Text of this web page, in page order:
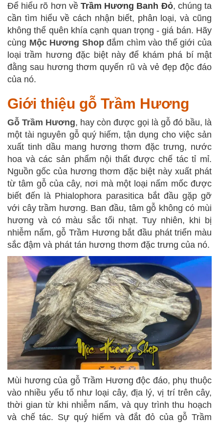
Để hiểu rõ hơn về Trầm Hương Banh Đỏ, chúng ta
cần tìm hiểu về cách nhận biết, phân loại, và cũng
không thể quên khía cạnh quan trọng - giá bán. Hãy
cùng Mộc Hương Shopđắm chìm vào thế giới của
loại trầm hương đặc biệt này để khám phá bí mật
đằng sau hương thơm quyến rũ và vẻ đẹp độc đáo
của nó.
Giới thiệu gỗ Trầm Hương
Gỗ Trầm Hương, hay còn được gọi là gỗ đó bầu, là
một tài nguyên gỗ quý hiếm, tận dụng cho việc sản
xuất tinh dầu mang hương thơm đặc trưng, nước
hoa và các sản phẩm nội thất được chế tác tỉ mỉ.
Nguồn gốc của hương thơm đặc biệt này xuất phát
từ tâm gỗ của cây, nơi mà một loại nấm mốc được
biết đến là Phialophora parasitica bắt đầu gặp gỡ
với cây trầm hương. Ban đầu, tâm gỗ không có mùi
hương và có màu sắc tối nhạt. Tuy nhiên, khi bị
nhiễm nấm, gỗ Trầm Hương bắt đầu phát triển màu
sắc đậm và phát tán hương thơm đặc trưng của nó.
Mùi hương của gỗ Trầm Hương độc đáo, phụ thuộc
vào nhiều yếu tố như loại cây, địa lý, vị trí trên cây,
thời gian từ khi nhiễm nấm, và quy trình thu hoạch
và chế tác. Sự quý hiếm và đắt đỏ của gỗ Trầm